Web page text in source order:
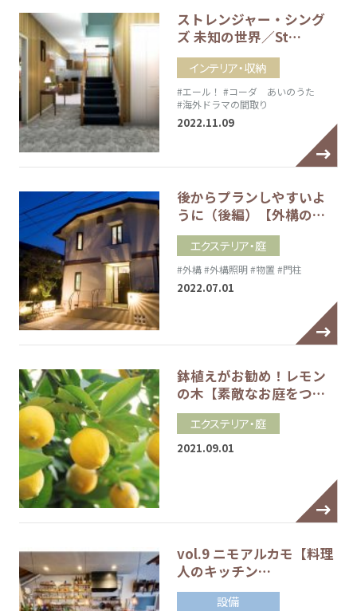
ストレンジャー・シング
ズ 未知の世界／St…
インテリア・収納
#エール！ #コーダ あいのうた
#海外ドラマの間取り
2022.11.09
後からプランしやすいよ
うに（後編）【外構の…
エクステリア・庭
#外構#外構照明 #物置 #門柱
2022.07.01
鉢植えがお勧め！レモン
の木【素敵なお庭をつ…
エクステリア・庭
2021.09.01
vol.9 ニモアルカモ【料理
人のキッチン…
設備